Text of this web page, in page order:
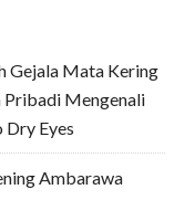
Gejala Mata Kering
Pribadi Mengenali
Dry Eyes
Ambarawa